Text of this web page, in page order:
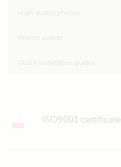
ISO9001 certificate